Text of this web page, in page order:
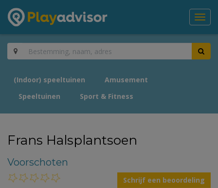
(Indoor) speeltuinen
Amusement
Speeltuinen
Sport & Fitness
Frans Halsplantsoen
Voorschoten
Schrijf een beoordeling